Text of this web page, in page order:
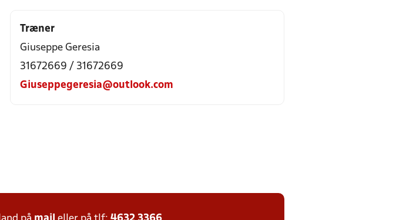
Træner
Giuseppe Geresia
31672669 / 31672669
Giuseppegeresia@outlook.com